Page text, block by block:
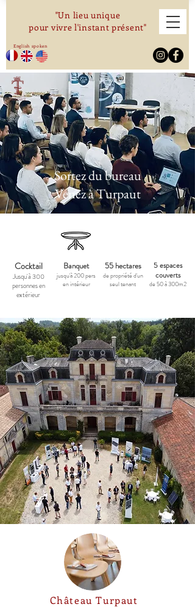
"Un lieu unique
pour vivre l'instant présent"
English spoken
Sortez du bureau
Venez à Turpaut
Cocktail
Jusqu'à 300
personnes en
extérieur
Banquet
jusqu'à 200 pers
en intérieur
5 espaces
couverts
de 50 à 300m2
55 hectares
de propriété d'un
seul tenant
Château Turpaut